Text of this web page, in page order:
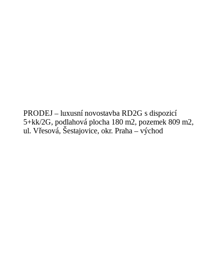
PRODEJ – luxusní novostavba RD2G s dispozicí
5+kk/2G, podlahová plocha 180 m2, pozemek 809 m2,
ul. Vřesová, Šestajovice, okr. Praha – východ